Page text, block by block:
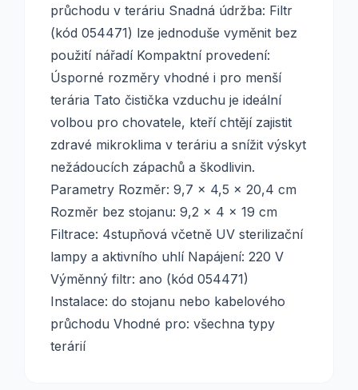
průchodu v teráriu Snadná údržba: Filtr
(kód 054471) lze jednoduše vyměnit bez
použití nářadí Kompaktní provedení:
Úsporné rozměry vhodné i pro menší
terária Tato čistička vzduchu je ideální
volbou pro chovatele, kteří chtějí zajistit
zdravé mikroklima v teráriu a snížit výskyt
nežádoucích zápachů a škodlivin.
Parametry Rozměr: 9,7 x 4,5 x 20,4 cm
Rozměr bez stojanu: 9,2 x 4 x 19 cm
Filtrace: 4stupňová včetně UV sterilizační
lampy a aktivního uhlí Napájení: 220 V
Výměnný filtr: ano (kód 054471)
Instalace: do stojanu nebo kabelového
průchodu Vhodné pro: všechna typy
terárií